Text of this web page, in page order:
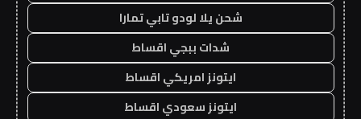
شحن يلا لودو تابي تمارا
شدات ببجي اقساط
ايتونز امريكي اقساط
ايتونز سعودي اقساط